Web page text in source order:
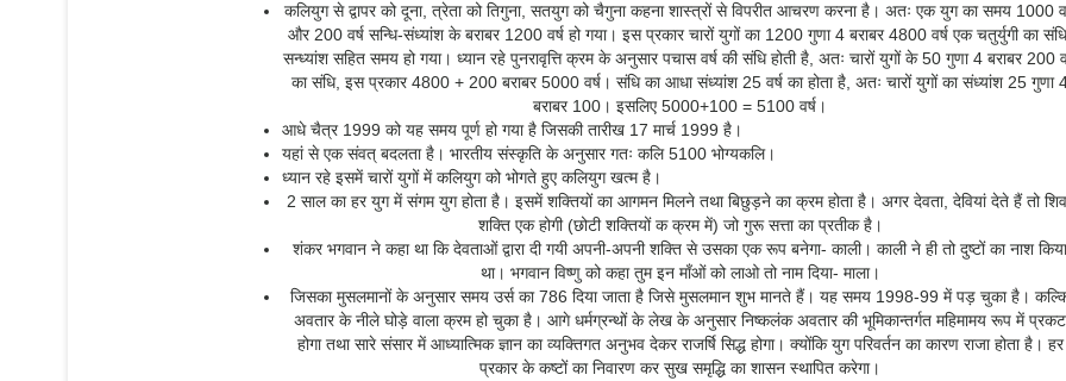
कलियुग से द्वापर को दूना, त्रेता को तिगुना, सतयुग को चैगुना कहना शास्त्रों से विपरीत आचरण करना है। अतः एक युग का समय 1000
और 200 वर्ष सन्धि-संध्यांश के बराबर 1200 वर्ष हो गया। इस प्रकार चारों युगों का 1200 गुणा 4 बराबर 4800 वर्ष एक चतुर्युगी का
सन्ध्यांश सहित समय हो गया। ध्यान रहे पुनरावृत्ति क्रम के अनुसार पचास वर्ष की संधि होती है, अतः चारों युगों के 50 गुणा 4 बराबर 200
का संधि, इस प्रकार 4800 + 200 बराबर 5000 वर्ष। संधि का आधा संध्यांश 25 वर्ष का होता है, अतः चारों युगों का संध्यांश 25 गुणा
बराबर 100। इसलिए 5000+100 = 5100 वर्ष।
आधे चैत्र 1999 को यह समय पूर्ण हो गया है जिसकी तारीख 17 मार्च 1999 है।
यहां से एक संवत् बदलता है। भारतीय संस्कृति के अनुसार गतः कलि 5100 भोग्यकलि।
ध्यान रहे इसमें चारों युगों में कलियुग को भोगते हुए कलियुग खत्म है।
2 साल का हर युग में संगम युग होता है। इसमें शक्तियों का आगमन मिलने तथा बिछुड़ने का क्रम होता है। अगर देवता, देवियां देते हैं तो
शक्ति एक होगी (छोटी शक्तियों क क्रम में) जो गुरू सत्ता का प्रतीक है।
शंकर भगवान ने कहा था कि देवताओं द्वारा दी गयी अपनी-अपनी शक्ति से उसका एक रूप बनेगा- काली। काली ने ही तो दुष्टों का नाश किया
था। भगवान विष्णु को कहा तुम इन माँओं को लाओ तो नाम दिया- माला।
जिसका मुसलमानों के अनुसार समय उर्स का 786 दिया जाता है जिसे मुसलमान शुभ मानते हैं। यह समय 1998-99 में पड़ चुका है।
अवतार के नीले घोड़े वाला क्रम हो चुका है। आगे धर्मग्रन्थों के लेख के अनुसार निष्कलंक अवतार की भूमिकान्तर्गत महिमामय रूप में प्रकट
होगा तथा सारे संसार में आध्यात्मिक ज्ञान का व्यक्तिगत अनुभव देकर राजर्षि सिद्ध होगा। क्योंकि युग परिवर्तन का कारण राजा होता है। हर
प्रकार के कष्टों का निवारण कर सुख समृद्धि का शासन स्थापित करेगा।